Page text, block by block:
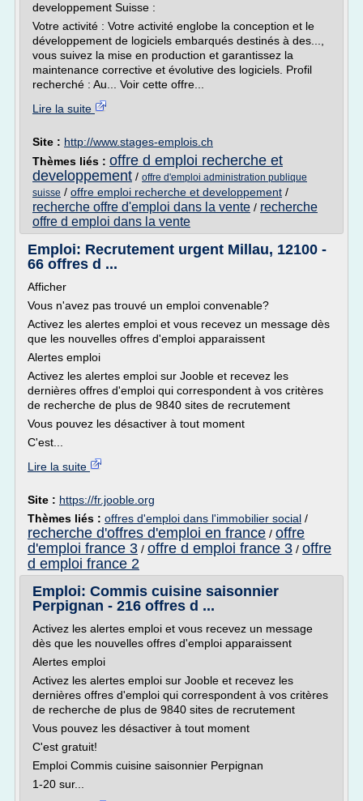
developpement Suisse :
Votre activité : Votre activité englobe la conception et le
développement de logiciels embarqués destinés à des...,
vous suivez la mise en production et garantissez la
maintenance corrective et évolutive des logiciels. Profil
recherché : Au... Voir cette offre...
Lire la suite
Site : http://www.stages-emplois.ch
Thèmes liés : offre d emploi recherche et
developpement / offre d'emploi administration publique
suisse / offre emploi recherche et developpement /
recherche offre d'emploi dans la vente / recherche
offre d emploi dans la vente
Emploi: Recrutement urgent Millau, 12100 -
66 offres d ...
Afficher
Vous n'avez pas trouvé un emploi convenable?
Activez les alertes emploi et vous recevez un message dès
que les nouvelles offres d'emploi apparaissent
Alertes emploi
Activez les alertes emploi sur Jooble et recevez les
dernières offres d'emploi qui correspondent à vos critères
de recherche de plus de 9840 sites de recrutement
Vous pouvez les désactiver à tout moment
C'est...
Lire la suite
Site : https://fr.jooble.org
Thèmes liés : offres d'emploi dans l'immobilier social /
recherche d'offres d'emploi en france / offre
d'emploi france 3 / offre d emploi france 3 / offre
d emploi france 2
Emploi: Commis cuisine saisonnier
Perpignan - 216 offres d ...
Activez les alertes emploi et vous recevez un message
dès que les nouvelles offres d'emploi apparaissent
Alertes emploi
Activez les alertes emploi sur Jooble et recevez les
dernières offres d'emploi qui correspondent à vos critères
de recherche de plus de 9840 sites de recrutement
Vous pouvez les désactiver à tout moment
C'est gratuit!
Emploi Commis cuisine saisonnier Perpignan
1-20 sur...